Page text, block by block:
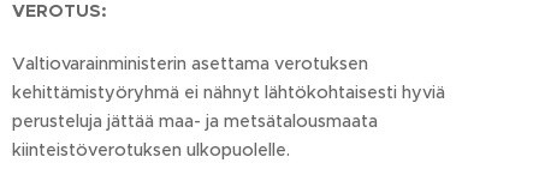
VEROTUS:
Valtiovarainministerin asettama verotuksen
kehittämistyöryhmä ei nähnyt lähtökohtaisesti hyviä
perusteluja jättää maa- ja metsätalousmaata
kiinteistöverotuksen ulkopuolelle.